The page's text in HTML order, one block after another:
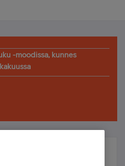
-moodissa, kunnes
ja voita!